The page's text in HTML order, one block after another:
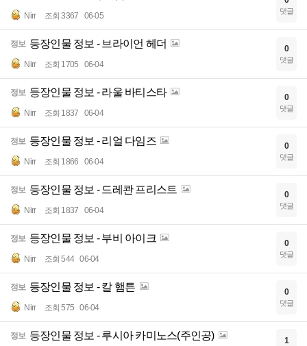
Nirr 조회 3367 06-05 댓글
정보 등장인물 정보 - 브라이언 헤더
Nirr 조회 1705 06-04
0
댓글
정보 등장인물 정보 - 라울 바티스타
Nirr 조회 1837 06-04
0
댓글
정보 등장인물 정보 - 리얼 다임즈
Nirr 조회 1866 06-04
0
댓글
정보 등장인물 정보 - 드레콴 프리스트
Nirr 조회 1837 06-04
0
댓글
정보 등장인물 정보 - 부비 아이크
Nirr 조회 544 06-04
0
댓글
정보 등장인물 정보 - 칼 햄튼
Nirr 조회 575 06-04
0
댓글
정보 등장인물 정보 - 루시아 카미노스(주인공) 1